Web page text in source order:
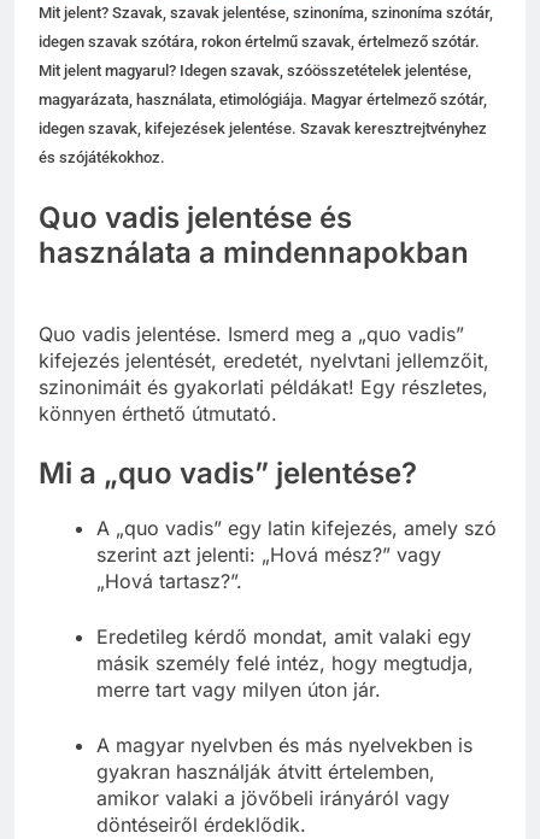
Mit jelent? Szavak, szavak jelentése, szinoníma, szinoníma szótár,
idegen szavak szótára, rokon értelmű szavak, értelmező szótár.
Mit jelent magyarul? Idegen szavak, szóösszetételek jelentése,
magyarázata, használata, etimológiája. Magyar értelmező szótár,
idegen szavak, kifejezések jelentése. Szavak keresztrejtvényhez
és szójátékokhoz.
Quo vadis jelentése és
használata a mindennapokban
Quo vadis jelentése. Ismerd meg a „quo vadis”
kifejezés jelentését, eredetét, nyelvtani jellemzőit,
szinonimáit és gyakorlati példákat! Egy részletes,
könnyen érthető útmutató.
Mi a „quo vadis” jelentése?
A „quo vadis” egy latin kifejezés, amely szó
szerint azt jelenti: „Hová mész?” vagy
„Hová tartasz?”.
Eredetileg kérdő mondat, amit valaki egy
másik személy felé intéz, hogy megtudja,
merre tart vagy milyen úton jár.
A magyar nyelvben és más nyelvekben is
gyakran használják átvitt értelemben,
amikor valaki a jövőbeli irányáról vagy
döntéseiről érdeklődik.